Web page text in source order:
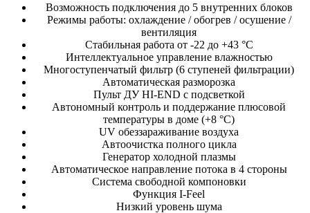
Возможность подключения до 5 внутренних блоков
Режимы работы: охлаждение / обогрев / осушение /
вентиляция
Стабильная работа от -22 до +43 °C
Интеллектуальное управление влажностью
Многоступенчатый фильтр (6 ступеней фильтрации)
Автоматическая разморозка
Пульт ДУ HI-END с подсветкой
Автономный контроль и поддержание плюсовой
температуры в доме (+8 °C)
UV обеззараживание воздуха
Автоочистка полного цикла
Генератор холодной плазмы
Автоматическое направление потока в 4 стороны
Система свободной компоновки
Функция I-Feel
Низкий уровень шума